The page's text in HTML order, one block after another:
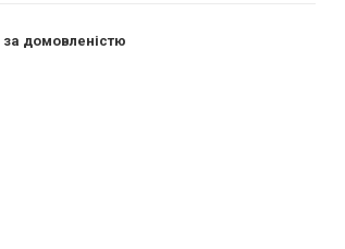
за домовленістю